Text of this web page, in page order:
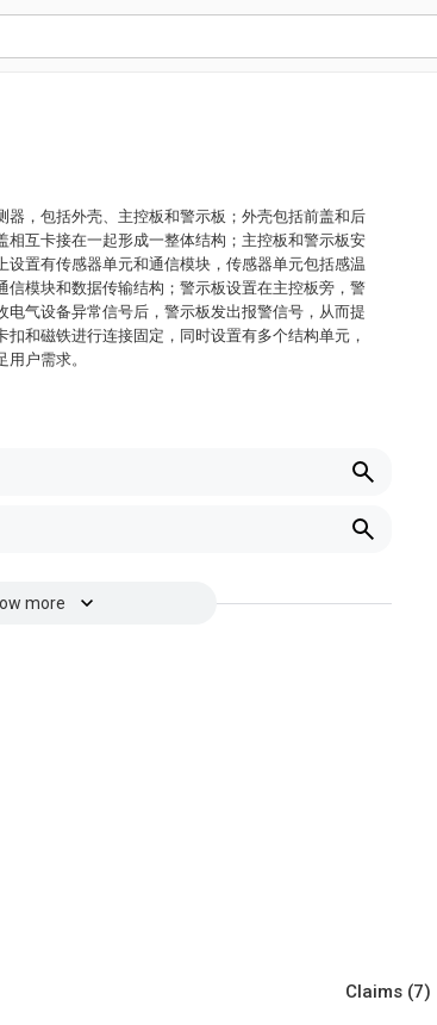
，包括外壳、主控板和警示板；外壳包括前盖和后
互卡接在一起形成一整体结构；主控板和警示板安
置有传感器单元和通信模块，传感器单元包括感温
模块和数据传输结构；警示板设置在主控板旁，警
气设备异常信号后，警示板发出报警信号，从而提
和磁铁进行连接固定，同时设置有多个结构单元，
户需求。
more
Claims (7)